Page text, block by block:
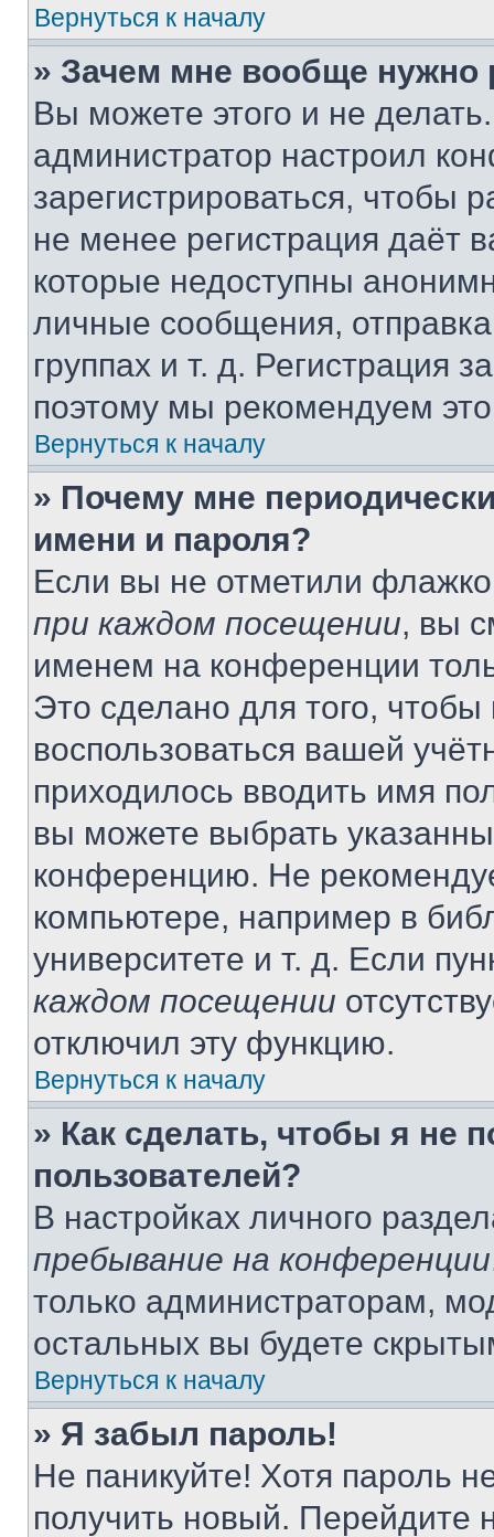
Вернуться к началу
» Зачем мне вообще нужно
Вы можете этого и не
администратор настроил
зарегистрироваться, чтобы
не менее регистрация даёт
которые недоступны
личные сообщения,
группах и т. д. Регистрация
поэтому мы рекомендуем
Вернуться к началу
» Почему мне
имени и пароля?
Если вы не отметили
при каждом посещении, вы
именем на конференции
Это сделано для того, чтобы
воспользоваться вашей
приходилось вводить имя
вы можете выбрать
конференцию. Не
компьютере, например в
университете и т. д. Если
каждом посещении
отключил эту функцию.
Вернуться к началу
» Как сделать, чтобы я не
пользователей?
В настройках личного
пребывание на конференции
только администраторам,
остальных вы будете
Вернуться к началу
» Я забыл пароль!
Не паникуйте! Хотя пароль
получить новый. Перейдите